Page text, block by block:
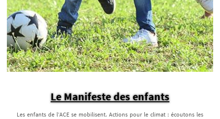
Le Manifeste des enfants
Les enfants de l’ACE se mobilisent. Actions pour le climat : écoutons les